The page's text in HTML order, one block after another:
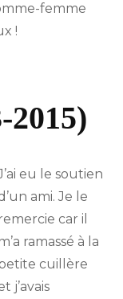
femme
!
2015)
eu le soutien
ami. Je le
car il
ramassé à la
cuillère
j’avais